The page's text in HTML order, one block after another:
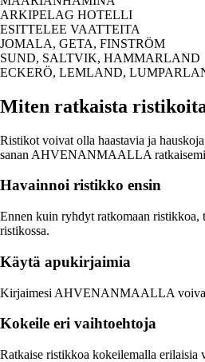
ARKIPELAG HOTELLI
ESITTELEE VAATTEITA
JOMALA, GETA, FINSTRÖM
SUND, SALTVIK, HAMMARLAND
ECKERÖ, LEMLAND,
Miten ratkaista
Ristikot voivat olla haastavia ja
sanan AHVENANMAALLA
Havainnoi ristikko ensin
Ennen kuin ryhdyt ratkomaan
ristikossa.
Käytä apukirjaimia
Kirjaimesi AHVENANMAALLA voivat
Kokeile eri vaihtoehtoja
Ratkaise ristikkoa kokeilemalla